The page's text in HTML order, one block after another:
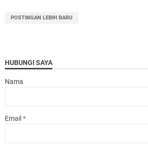
POSTINGAN LEBIH BARU
HUBUNGI SAYA
Nama
Email*